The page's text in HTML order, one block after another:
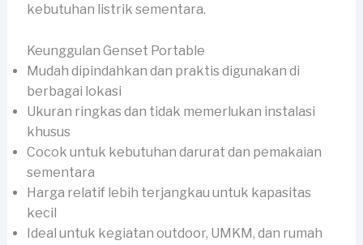
kebutuhan listrik sementara.
Keunggulan Genset Portable
Mudah dipindahkan dan praktis digunakan di
berbagai lokasi
Ukuran ringkas dan tidak memerlukan instalasi
khusus
Cocok untuk kebutuhan darurat dan pemakaian
sementara
Harga relatif lebih terjangkau untuk kapasitas
kecil
Ideal untuk kegiatan outdoor, UMKM, dan rumah